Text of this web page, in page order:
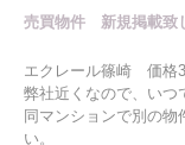
売買物件 新規掲載致
エクレール篠崎 価格
弊社近くなので、いつ
同マンションで別の物
い。